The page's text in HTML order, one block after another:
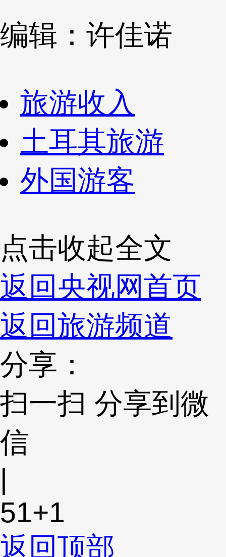
编辑：许佳诺
旅游收入
土耳其旅游
外国游客
点击收起全文
返回央视网首页
返回旅游频道
分享：
扫一扫 分享到微
信
|
51+1
返回顶部